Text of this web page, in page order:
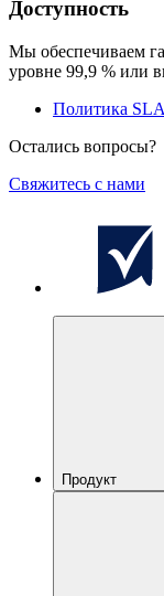
Доступность
Мы обеспечиваем
уровне 99,9 % или
Политика
Остались вопросы?
Свяжитесь с нами
Smartsheet
Продукт